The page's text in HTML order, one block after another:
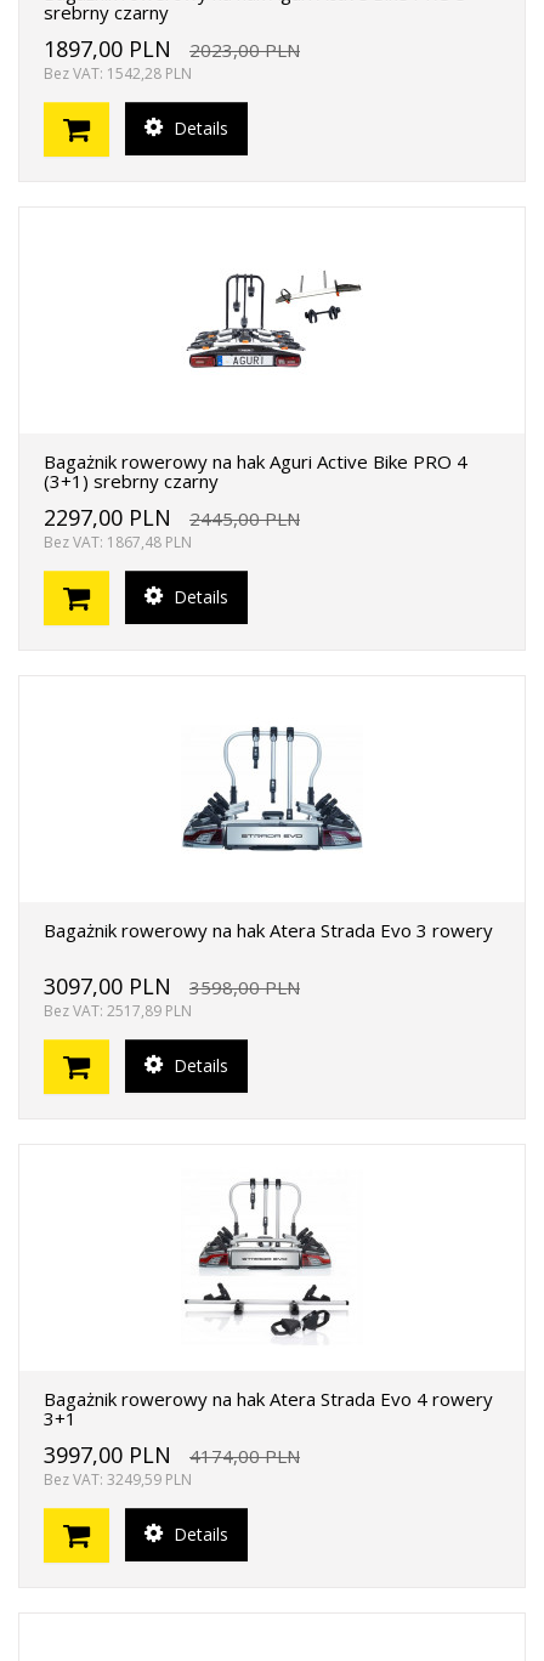
srebrny czarny
1897,00 PLN 2023,00 PLN
Bez VAT: 1542,28 PLN
Details
Bagażnik rowerowy na hak Aguri Active Bike PRO 4
(3+1) srebrny czarny
2297,00 PLN 2445,00 PLN
Bez VAT: 1867,48 PLN
Details
Bagażnik rowerowy na hak Atera Strada Evo 3 rowery
3097,00 PLN 3598,00 PLN
Bez VAT: 2517,89 PLN
Details
Bagażnik rowerowy na hak Atera Strada Evo 4 rowery
3+1
3997,00 PLN 4174,00 PLN
Bez VAT: 3249,59 PLN
Details